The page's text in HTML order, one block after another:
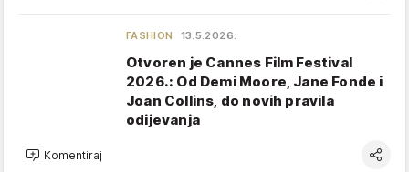
FASHION 13.5.2026.
Otvoren je Cannes Film Festival
2026.: Od Demi Moore, Jane Fonde i
Joan Collins, do novih pravila
odijevanja
Komentiraj